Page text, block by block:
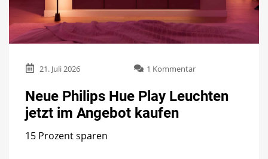
21. Juli 2026 1 Kommentarzu
Philips
Hue
Neue Philips Hue Play Leuchten
jetzt im Angebot kaufen
15 Prozent sparen